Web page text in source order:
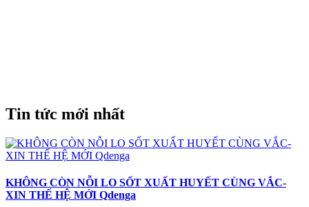
Tin tức mới nhất
KHÔNG CÒN NỖI LO SỐT XUẤT HUYẾT CÙNG VẮC-
XIN THẾ HỆ MỚI Qdenga